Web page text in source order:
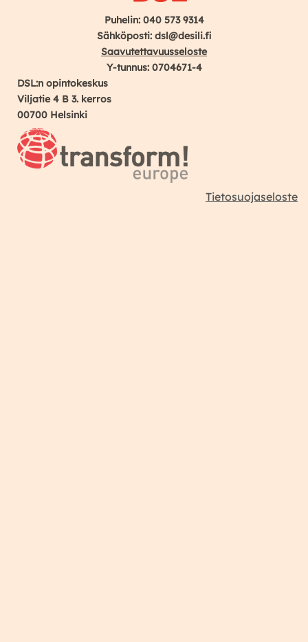
Puhelin: 040 573 9314
Sähköposti: dsl@desili.fi
Saavutettavuusseloste
Y-tunnus: 0704671-4
DSL:n opintokeskus
Viljatie 4 B 3. kerros
00700 Helsinki
Tietosuojaseloste